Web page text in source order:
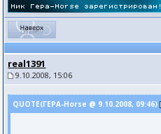
real1391
9.10.2008, 15:06
QUOTE(ГЕРА-Horse @ 9.10.2008, 09:46)